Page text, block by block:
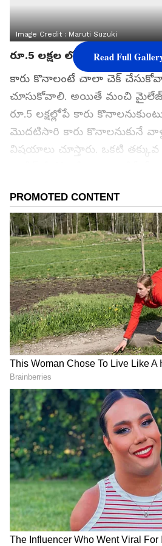
Image Credit :Maruti Suzuki
రూ.5 లక్షల లోపు కార్లు
కారు కొనాలంటే చాలా చెక్
చూసుకోవాలి. అయితే మంచి మైలేజ్,
రూ.5 లక్షల్లోపే కారు
మొదటిసారి కారు కొనాలనుకునే
విషయాలు చూస్తారు. ఒకటి తక్కువ
రూ.5 లక్షల లోపు ధరలో కొన్ని
చిన్న SUV కార్లు మార్కెట్లో
మారుతి సుజుకి ఎస్-ప్రెస్సో, ఆల్టో
టియాగో... ఈ నాలుగు మోడళ్లు ధర,
మెయింటెనెన్స్‌లో బెస్ట్ ఆప్షన్స్‌గా
గూగుల్‌లో ఆసక్తికరమైన సమాచారం
ను మీ ఫ్రిఫర్డ్ సోర్స్ గా
Read Full